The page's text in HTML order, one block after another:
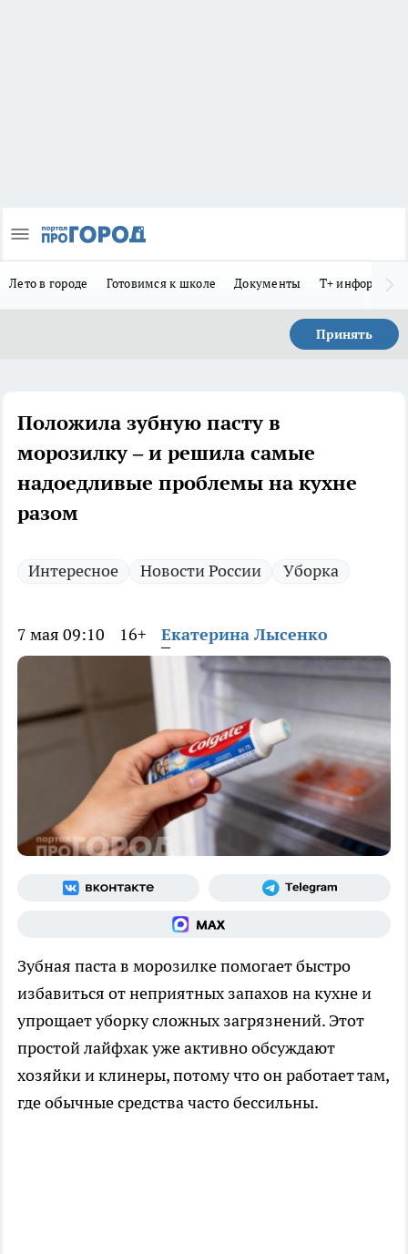
Лето в городе Готовимся к школе Документы Т+
Принять
Положила зубную пасту в
морозилку – и решила самые
надоедливые проблемы на кухне
разом
Интересное Новости России Уборка
7 мая 09:10 16+ Екатерина Лысенко
Зубная паста в морозилке помогает быстро
избавиться от неприятных запахов на кухне и
упрощает уборку сложных загрязнений. Этот
простой лайфхак уже активно обсуждают
хозяйки и клинеры, потому что он работает там,
где обычные средства часто бессильны.